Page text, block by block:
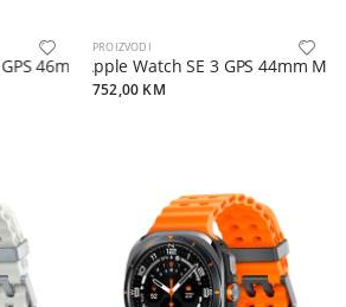
46mm Rose Gold Aluminium
PROIZVODI
Apple Watch SE 3 GPS 44mm
752,00 KM